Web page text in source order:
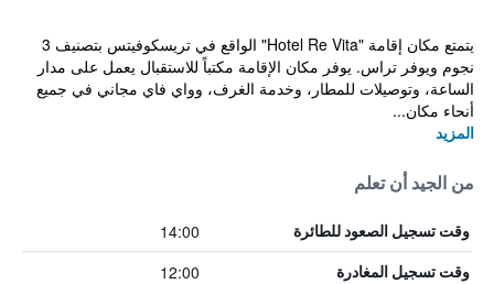
يتمتع مكان إقامة "Hotel Re Vita" الواقع في تريسكوفيتس بتصنيف 3
نجوم ويوفر تراس. يوفر مكان الإقامة مكتباً للاستقبال يعمل على مدار
الساعة، وتوصيلات للمطار، وخدمة الغرف، وواي فاي مجاني في جميع
أنحاء مكان...
المزيد
من الجيد أن تعلم
وقت تسجيل الصعود للطائرة 14:00
وقت تسجيل المغادرة 12:00